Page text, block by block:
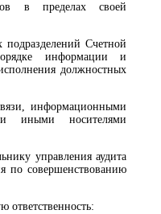
в пределах своей
подразделений Счетной
информации и
должностных
информационными
иными носителями
управления аудита
по совершенствованию
ответственность: